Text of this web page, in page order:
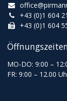
+43 (0)1 604
+43 (0)1 604
MO-DO: 9:00 –
FR: 9:00 – 12.00